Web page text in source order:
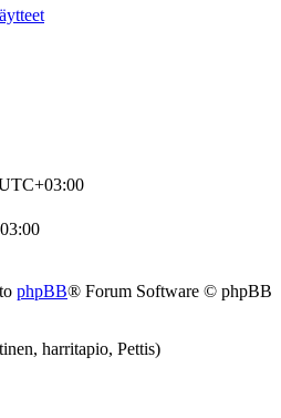
phpBB® Forum Software © phpBB
harritapio, Pettis)